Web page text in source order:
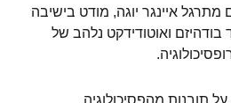
מתרגל איינגר יוגה, מודט בישיבה
בודהיזם ואוטודידקט נלהב של